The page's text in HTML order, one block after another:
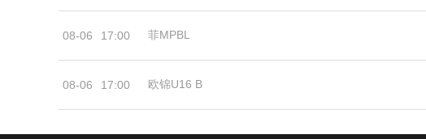
08-06 17:00 菲MPBL
08-06 17:00 欧锦U16 B